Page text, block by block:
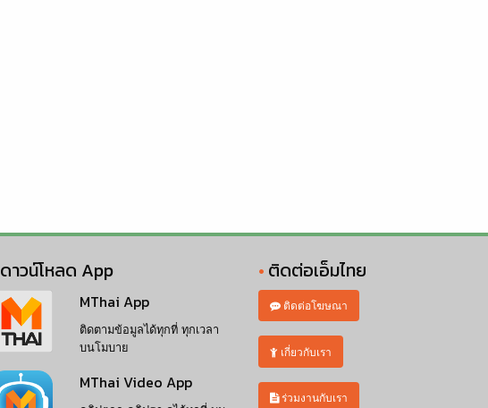
ดาวน์โหลด App
MThai App
ติดตามข้อมูลได้ทุกที่ ทุกเวลา
บนโมบาย
MThai Video App
ติดต่อเอ็มไทย
ติดต่อโฆษณา
เกี่ยวกับเรา
ร่วมงานกับเรา